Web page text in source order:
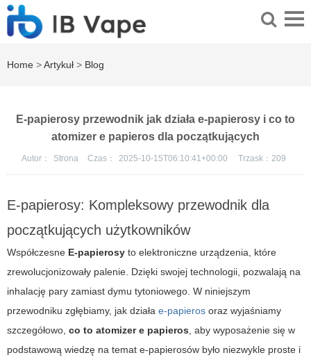
Home >Artykuł > Blog
E-papierosy przewodnik jak działa e-papierosy i co to
atomizer e papieros dla początkujących
Autor： Strona Czas： 2025-10-15T06:10:41+00:00 Trzask： 209
E-papierosy: Kompleksowy przewodnik dla
początkujących użytkowników
Współczesne E-papierosy to elektroniczne urządzenia, które
zrewolucjonizowały palenie. Dzięki swojej technologii, pozwalają na
inhalację pary zamiast dymu tytoniowego. W niniejszym
przewodniku zgłębiamy, jak działa e-papieros oraz wyjaśniamy
szczegółowo, co to atomizer e papieros, aby wyposażenie się w
podstawową wiedzę na temat e-papierosów było niezwykle proste i